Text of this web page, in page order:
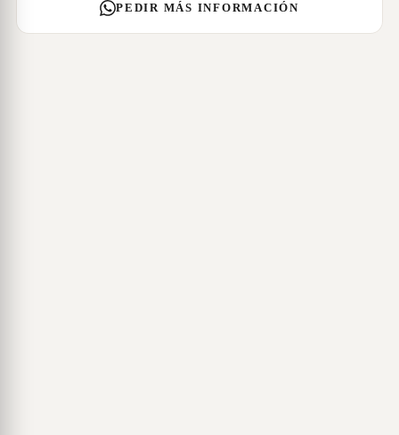
PEDIR MÁS INFORMACIÓN